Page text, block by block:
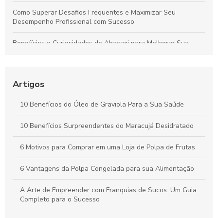
Como Superar Desafios Frequentes e Maximizar Seu
Desempenho Profissional com Sucesso
Benefícios e Curiosidades do Abacaxi para Melhorar Sua
Potencializar o Crescimento do Seu Negócio
Benefícios da Polpa de Açaí Congelada para Saúde e Bem-
Estar Diário
Óleo de Maracujá: Os Benefícios Essenciais para sua Saúde
Artigos
10 Benefícios do Óleo de Graviola Para a Sua Saúde
10 Benefícios Surpreendentes do Maracujá Desidratado
6 Motivos para Comprar em uma Loja de Polpa de Frutas
6 Vantagens da Polpa Congelada para sua Alimentação
A Arte de Empreender com Franquias de Sucos: Um Guia
Completo para o Sucesso